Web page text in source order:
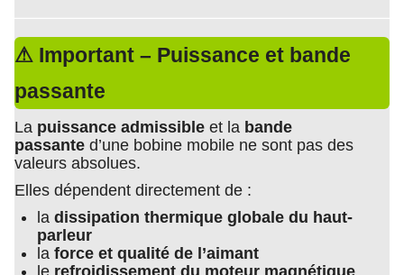
⚠ Important – Puissance et bande
passante
La puissance admissible et la bande
passante d’une bobine mobile ne sont pas des
valeurs absolues.
Elles dépendent directement de :
la dissipation thermique globale du haut-
parleur
la force et qualité de l’aimant
le refroidissement du moteur magnétique